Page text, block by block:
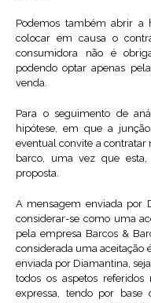
Podemos também abrir a
colocar em causa o
consumidora não é
podendo optar apenas
venda.
Para o seguimento de
hipótese, em que a
eventual convite a contratar
barco, uma vez que
proposta.
A mensagem enviada por
considerar-se como uma
pela empresa Barcos &
considerada uma aceitação
enviada por Diamantina,
todos os aspetos
expressa, tendo por base